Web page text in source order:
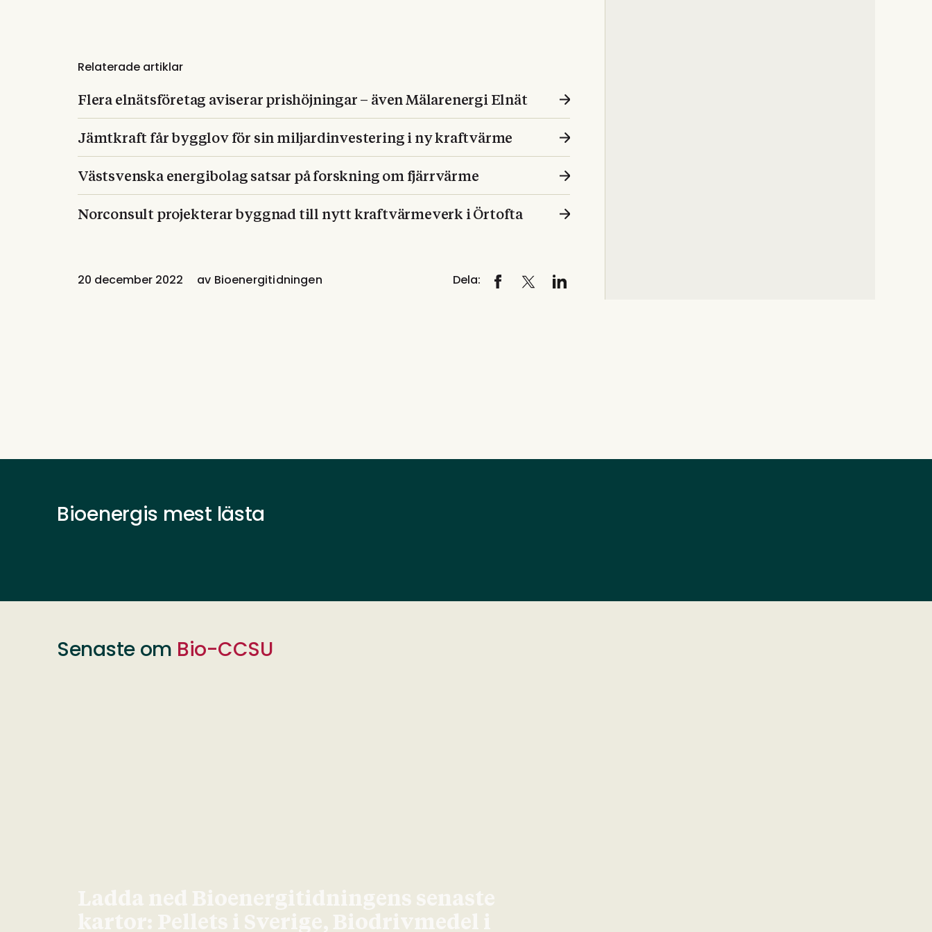
Relaterade artiklar
Flera elnätsföretag aviserar prishöjningar – även Mälarenergi Elnät
Jämtkraft får bygglov för sin miljardinvestering i ny kraftvärme
Västsvenska energibolag satsar på forskning om fjärrvärme
Norconsult projekterar byggnad till nytt kraftvärmeverk i Örtofta
20 december 2022 av Bioenergitidningen Dela:
Bioenergis mest lästa
Senaste om Bio-CCSU
Ladda ned Bioenergitidningens senaste
kartor: Pellets i Sverige, Biodrivmedel i